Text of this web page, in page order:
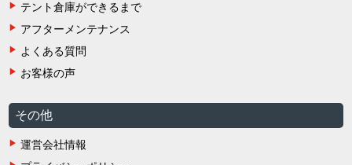
テント倉庫ができるまで
アフターメンテナンス
よくある質問
お客様の声
その他
運営会社情報